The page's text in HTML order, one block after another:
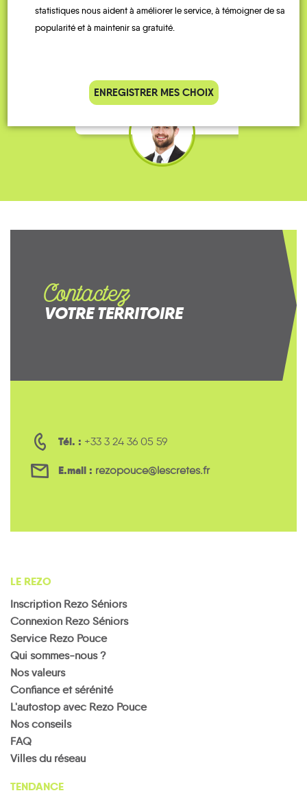
parking de la gare est toujours
complet alors j’ai testé Rezo
Stéphane 36 ans
Contactez
VOTRE TERRITOIRE
Tél. : +33 3 24 36 05 59
E.mail : rezopouce@lescretes.fr
LE REZO
Inscription Rezo Séniors
Connexion Rezo Séniors
Service Rezo Pouce
Qui sommes-nous ?
Nos valeurs
Confiance et sérénité
L'autostop avec Rezo Pouce
Nos conseils
FAQ
Villes du réseau
TENDANCE
statistiques nous aident à améliorer le service, à témoigner de sa
popularité et à maintenir sa gratuité.
ENREGISTRER MES CHOIX